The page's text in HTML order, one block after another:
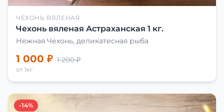
ЧЕХОНЬ ВЯЛЕНАЯ
Чехонь вяленая Астраханская 1 кг.
Нежная Чехонь, деликатесная рыба
1 000 ₽ 1 200 ₽
от 1кг
-14%